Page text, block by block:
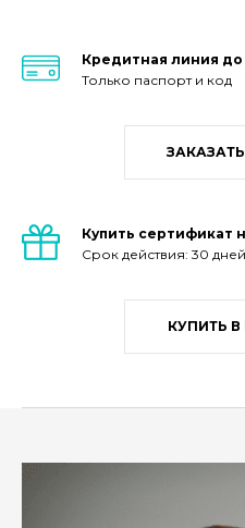
Кредитная линия до
Только паспорт и код
Купить сертификат
Срок действия: 30 дней
КУПИТЬ